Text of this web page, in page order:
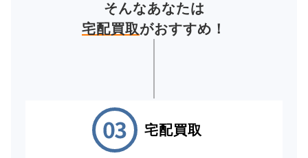
そんなあなたは
宅配買取がおすすめ！
宅配買取